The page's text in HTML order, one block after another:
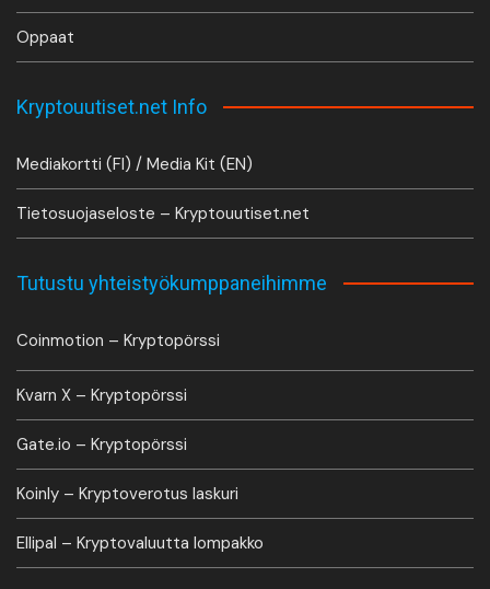
Oppaat
Kryptouutiset.net Info
Mediakortti (FI) / Media Kit (EN)
Tietosuojaseloste – Kryptouutiset.net
Tutustu yhteistyökumppaneihimme
Coinmotion – Kryptopörssi
Kvarn X – Kryptopörssi
Gate.io – Kryptopörssi
Koinly – Kryptoverotus laskuri
Ellipal – Kryptovaluutta lompakko